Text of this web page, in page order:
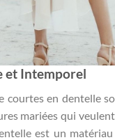
et Intemporel
courtes en dentelle
mariées qui
est un